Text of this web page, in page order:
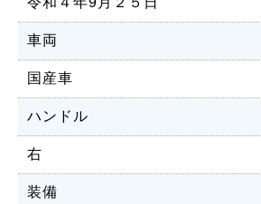
車両
国産車
ハンドル
右
装備